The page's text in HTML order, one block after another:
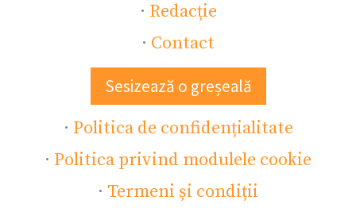
· Redacție
· Contact
Sesizează o greșeală
· Politica de confidențialitate
· Politica privind modulele cookie
· Termeni și condiții